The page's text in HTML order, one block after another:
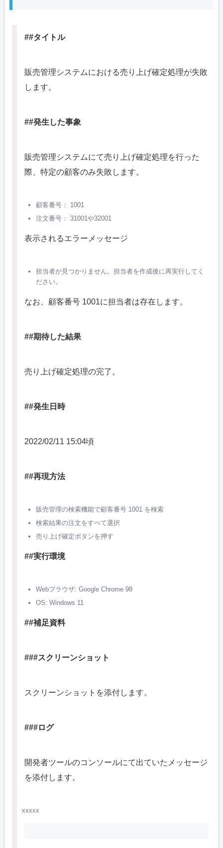
##タイトル
販売管理システムにおける売り上げ確定処理が失敗
します。
##発生した事象
販売管理システムにて売り上げ確定処理を行った
際、特定の顧客のみ失敗します。
顧客番号： 1001
注文番号： 31001や32001
表示されるエラーメッセージ
担当者が見つかりません。担当者を作成後に再実行してく
ださい。
なお、顧客番号 1001に担当者は存在します。
##期待した結果
売り上げ確定処理の完了。
##発生日時
2022/02/11 15:04頃
##再現方法
販売管理の検索機能で顧客番号 1001 を検索
検索結果の注文をすべて選択
売り上げ確定ボタンを押す
##実行環境
Webブラウザ: Google Chrome 98
OS: Windows 11
##補足資料
###スクリーンショット
スクリーンショットを添付します。
###ログ
開発者ツールのコンソールにて出ていたメッセージ
を添付します。
xxxxx